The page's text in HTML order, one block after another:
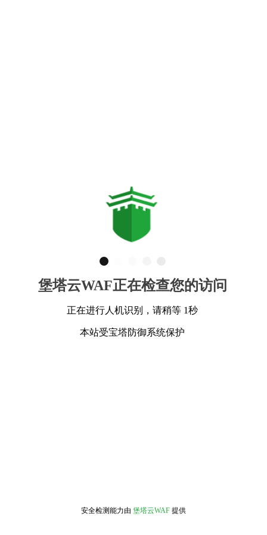
堡塔云WAF正在检查您的访问
正在进行人机识别，请稍等 1秒
本站受宝塔防御系统保护
安全检测能力由 堡塔云WAF 提供